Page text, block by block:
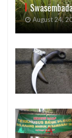
August 24,